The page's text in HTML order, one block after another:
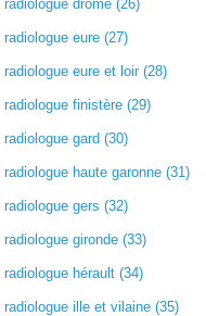
radiologue drôme (26)
radiologue eure (27)
radiologue eure et loir (28)
radiologue finistère (29)
radiologue gard (30)
radiologue haute garonne (31)
radiologue gers (32)
radiologue gironde (33)
radiologue hérault (34)
radiologue ille et vilaine (35)